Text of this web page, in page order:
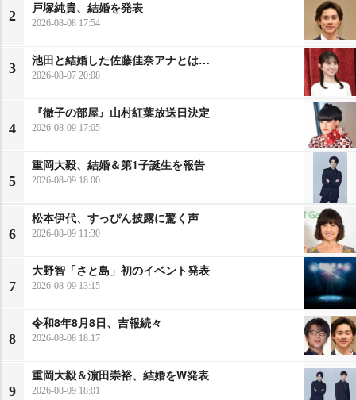
2
戸塚純貴、結婚を発表
2026-08-08 17:54
3
池田と結婚した佐藤佳奈アナとは…
2026-08-07 20:08
4
『徹子の部屋』山村紅葉放送日決定
2026-08-09 17:05
5
重岡大毅、結婚＆第1子誕生を報告
2026-08-09 18:00
6
松本伊代、すっぴん披露に驚く声
2026-08-09 11:30
7
大野智「さと島」初のイベント発表
2026-08-09 13:15
8
令和8年8月8日、吉報続々
2026-08-08 18:17
9
重岡大毅＆濵田崇裕、結婚をW発表
2026-08-09 18:01